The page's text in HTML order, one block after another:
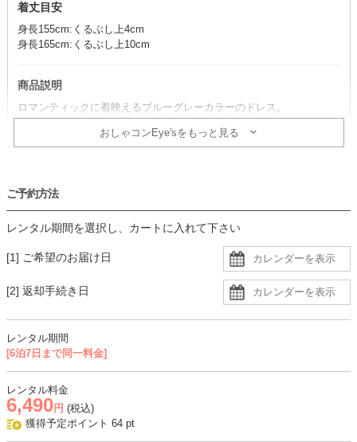
着丈目安
身長155cm:くるぶし上4cm
身長165cm:くるぶし上10cm
商品説明
ロマンティックに着映えるブルーグレーカラーのドレス。
エアリーなチュールスカートが特別感を盛り上げます。
おしゃコンEye'sをもっと見る
明るい小物を合わせると華やかでフェミニンなコーディネートの完
成。
のがおすすめ。
透け感があるので、肩紐のないインナーを着用すると安心です。
生地
・ドットチュール生地にアッシュカーキの裏地の二枚重ねで、デコル
テと背中、袖に透け感あり
結婚式、二次会、謝恩会、成人式、同窓会、パーティー、女子会など
ご予約方法
レンタル期間を選択し、カートに入れて下さい
[1] ご希望のお届け日
[2] 返却手続き日
レンタル期間
[6泊7日まで同一料金]
レンタル料金
6,490 円 (税込)
獲得予定ポイント 64 pt